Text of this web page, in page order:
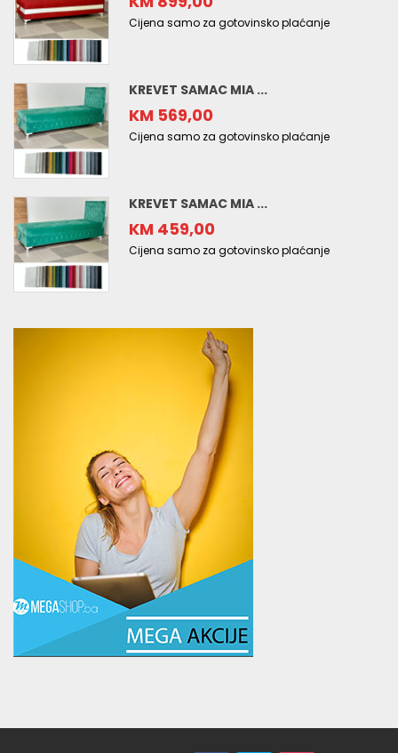
Cijena samo za gotovinsko plaćanje
KREVET SAMAC MIA ...
KM 569,00
Cijena samo za gotovinsko plaćanje
KREVET SAMAC MIA ...
KM 459,00
Cijena samo za gotovinsko plaćanje